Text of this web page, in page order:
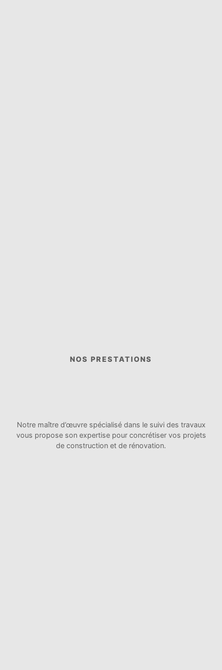
NOS PRESTATIONS
Notre maître d’œuvre spécialisé dans le suivi des travaux
vous propose son expertise pour concrétiser vos projets
de construction et de rénovation.